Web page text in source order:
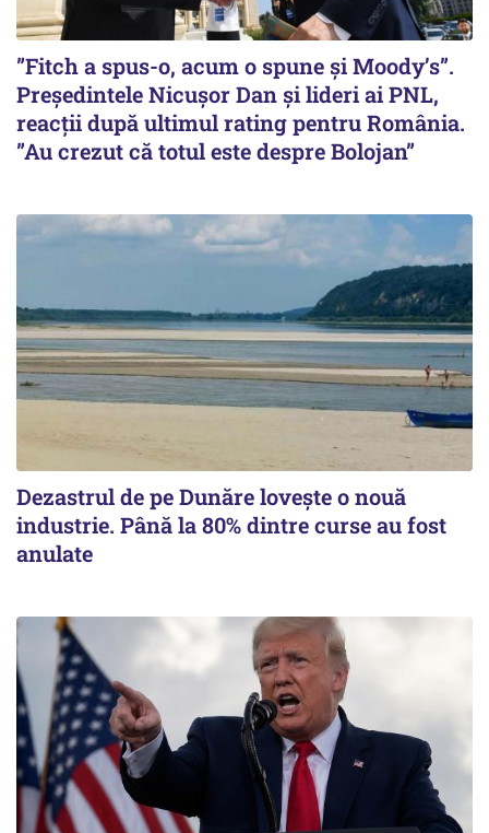
”Fitch a spus-o, acum o spune și Moody’s”.
Președintele Nicușor Dan și lideri ai PNL,
reacții după ultimul rating pentru România.
”Au crezut că totul este despre Bolojan”
Dezastrul de pe Dunăre lovește o nouă
industrie. Până la 80% dintre curse au fost
anulate